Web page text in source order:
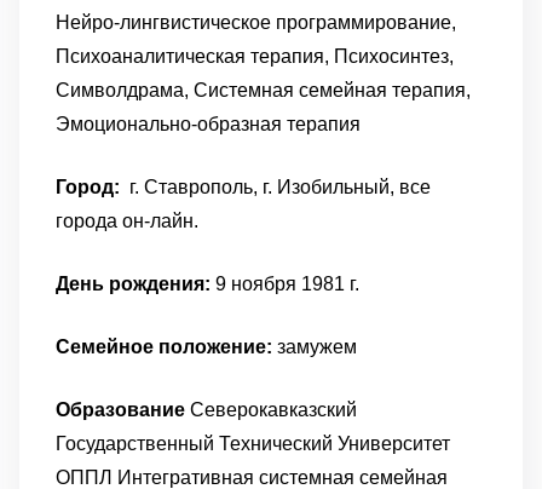
Нейро-лингвистическое программирование,
Психоаналитическая терапия, Психосинтез,
Символдрама, Системная семейная терапия,
Эмоционально-образная терапия
Город: г. Ставрополь, г. Изобильный, все
города он-лайн.
День рождения: 9 ноября 1981 г.
Семейное положение: замужем
Образование Северокавказский
Государственный Технический Университет
ОППЛ Интегративная системная семейная